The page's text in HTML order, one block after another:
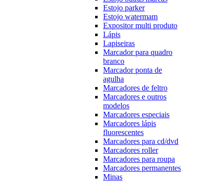
Estojo parker
Estojo watermam
Expositor multi produto
Lápis
Lapiseiras
Marcador para quadro
branco
Marcador ponta de
agulha
Marcadores de feltro
Marcadores e outros
modelos
Marcadores especiais
Marcadores lápis
fluorescentes
Marcadores para cd/dvd
Marcadores roller
Marcadores para roupa
Marcadores permanentes
Minas